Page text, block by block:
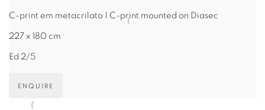
C-print em metacrilato | C-print mounted on Diasec
227 x 180 cm
Ed 2/5
ENQUIRE